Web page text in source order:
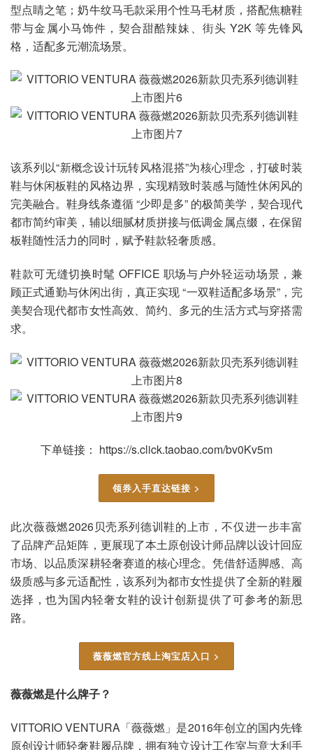
型点睛之笔；奶牛纹马毛款采用个性马毛材质，搭配焦糖鞋
带与金属小马饰件，契合甜酷辣妹、街头 Y2K 等先锋风
格，适配多元潮流场景。
该系列以“新概念设计玩转风格混搭”为核心理念，打破时装
鞋与休闲板鞋的风格边界，实现精致时装感与随性休闲风的
完美融合。鞋身线条遵循 “少即是多” 的极简美学，契合现代
都市简约审美，辅以细腻材质拼接与低调金属点缀，在保留
板鞋随性活力的同时，赋予鞋款轻奢质感。
鞋款可无缝切换时髦 OFFICE 职场与户外轻运动场景，兼
顾正式通勤与休闲出街，真正实现 “一双鞋适配多场景”，完
美契合现代都市女性高效、简约、多元的生活方式与穿搭需
求。
下单链接： https://s.click.taobao.com/bv0Kv5m
领券入手直达链接 >
此次薇薇燃2026贝壳系列德训鞋的上市，不仅进一步丰富
了品牌产品矩阵，更展现了本土原创设计师品牌以设计回应
市场、以品质深耕轻奢赛道的核心理念。凭借舒适脚感、高
级质感与多元适配性，该系列为都市女性提供了全新的鞋履
选择，也为国内轻奢女鞋的设计创新提供了可参考的新思
路。
薇薇燃官方线上淘宝店入口 >
薇薇燃是什么牌子？
VITTORIO VENTURA「薇薇燃」是2016年创立的国内先锋
原创设计师轻奢鞋履品牌，拥有独立设计工作室与意大利手